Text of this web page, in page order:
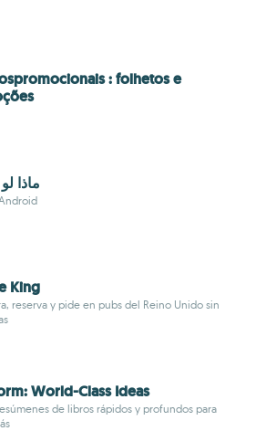
: folhetos e
ماذا
King
reserva y pide en pubs del Reino Unido sin
World-Class Ideas
de libros rápidos y profundos para